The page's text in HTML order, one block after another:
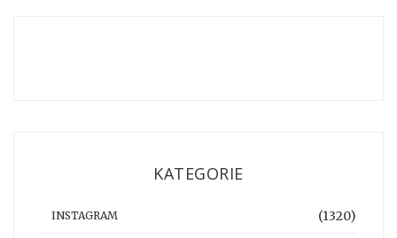
KATEGORIE
INSTAGRAM (1320)